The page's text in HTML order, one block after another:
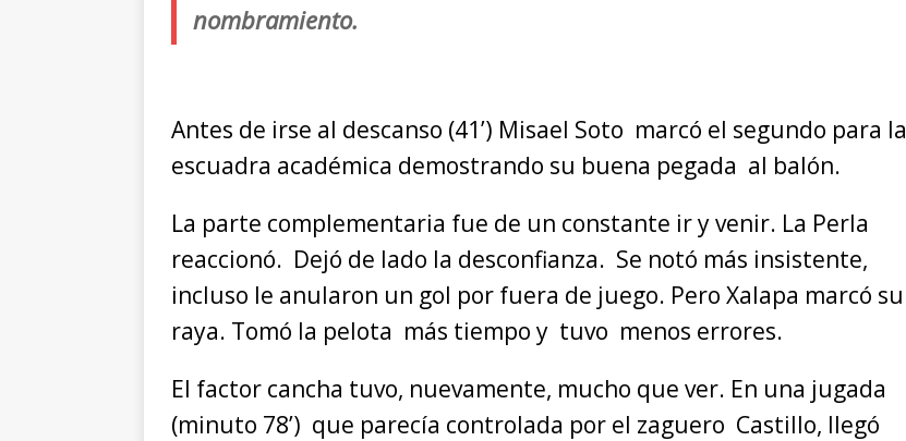
nombramiento.
Antes de irse al descanso (41’) Misael Soto marcó el segundo para la
escuadra académica demostrando su buena pegada al balón.
La parte complementaria fue de un constante ir y venir. La Perla
reaccionó. Dejó de lado la desconfianza. Se notó más insistente,
incluso le anularon un gol por fuera de juego. Pero Xalapa marcó su
raya. Tomó la pelota más tiempo y tuvo menos errores.
El factor cancha tuvo, nuevamente, mucho que ver. En una jugada
(minuto 78’) que parecía controlada por el zaguero Castillo, llegó